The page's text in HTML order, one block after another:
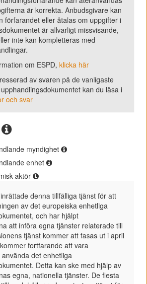
är korrekta. Anbudsgivare kan
förfarandet eller åtalas om uppgifter i
är allvarligt missvisande,
inte kan kompletteras med
om ESPD, klicka här
av svaren på de vanligaste
kan du läsa i
och svar
myndighet
enhet
aktör
denna tillfälliga tjänst för att
av det europeiska enhetliga
och har hjälpt
att införa egna tjänster relaterade till
tjänst kommer att fasas ut i april
fortfarande att vara
det enhetliga
Detta kan ske med hjälp av
egna, nationella tjänster. De flesta